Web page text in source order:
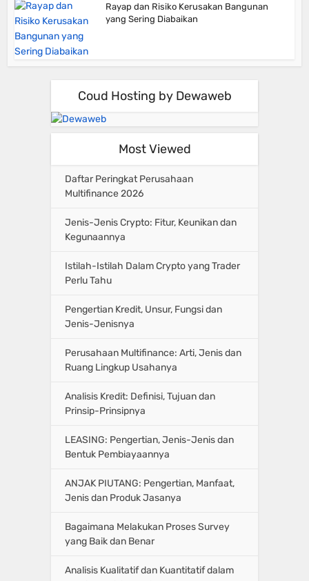
Rayap dan Risiko Kerusakan Bangunan
yang Sering Diabaikan
Coud Hosting by Dewaweb
Most Viewed
Daftar Peringkat Perusahaan
Multifinance 2026
Jenis-Jenis Crypto: Fitur, Keunikan dan
Kegunaannya
Istilah-Istilah Dalam Crypto yang Trader
Perlu Tahu
Pengertian Kredit, Unsur, Fungsi dan
Jenis-Jenisnya
Perusahaan Multifinance: Arti, Jenis dan
Ruang Lingkup Usahanya
Analisis Kredit: Definisi, Tujuan dan
Prinsip-Prinsipnya
LEASING: Pengertian, Jenis-Jenis dan
Bentuk Pembiayaannya
ANJAK PIUTANG: Pengertian, Manfaat,
Jenis dan Produk Jasanya
Bagaimana Melakukan Proses Survey
yang Baik dan Benar
Analisis Kualitatif dan Kuantitatif dalam